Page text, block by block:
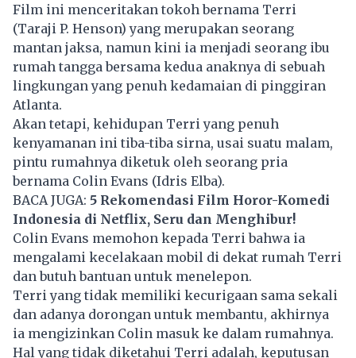
Film ini menceritakan tokoh bernama Terri
(Taraji P. Henson) yang merupakan seorang
mantan jaksa, namun kini ia menjadi seorang ibu
rumah tangga bersama kedua anaknya di sebuah
lingkungan yang penuh kedamaian di pinggiran
Atlanta.
Akan tetapi, kehidupan Terri yang penuh
kenyamanan ini tiba-tiba sirna, usai suatu malam,
pintu rumahnya diketuk oleh seorang pria
bernama Colin Evans (Idris Elba).
BACA JUGA: 5 Rekomendasi Film Horor-Komedi
Indonesia di Netflix, Seru dan Menghibur!
Colin Evans memohon kepada Terri bahwa ia
mengalami kecelakaan mobil di dekat rumah Terri
dan butuh bantuan untuk menelepon.
Terri yang tidak memiliki kecurigaan sama sekali
dan adanya dorongan untuk membantu, akhirnya
ia mengizinkan Colin masuk ke dalam rumahnya.
Hal yang tidak diketahui Terri adalah, keputusan